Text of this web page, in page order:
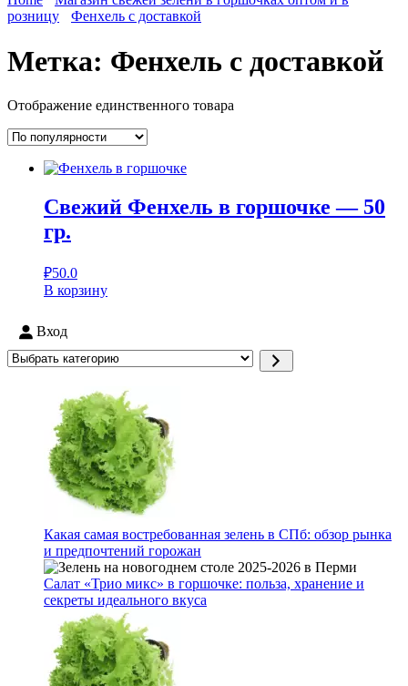
розницу
Фенхель с доставкой
Метка: Фенхель с доставкой
Отображение единственного товара
Свежий Фенхель в горшочке — 50
гр.
₽50.0
В корзину
Вход
Выбрать
Какая самая востребованная зелень в СПб: обзор рынка
и предпочтений горожан
Салат «Трио микс» в горшочке: польза, хранение и
секреты идеального вкуса